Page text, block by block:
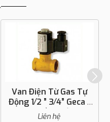
Van Điện Từ Gas Tự
Động 1⁄2 ” 3⁄4” Geca -
Thân Bằng Đồng
Liên hệ